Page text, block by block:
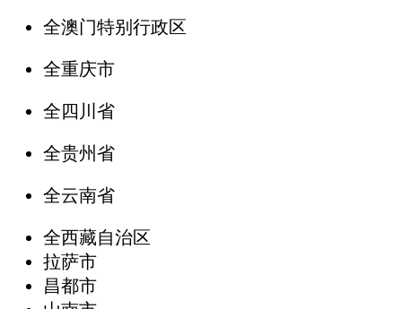
全澳门特别行政区
全重庆市
全四川省
全贵州省
全云南省
全西藏自治区
拉萨市
昌都市